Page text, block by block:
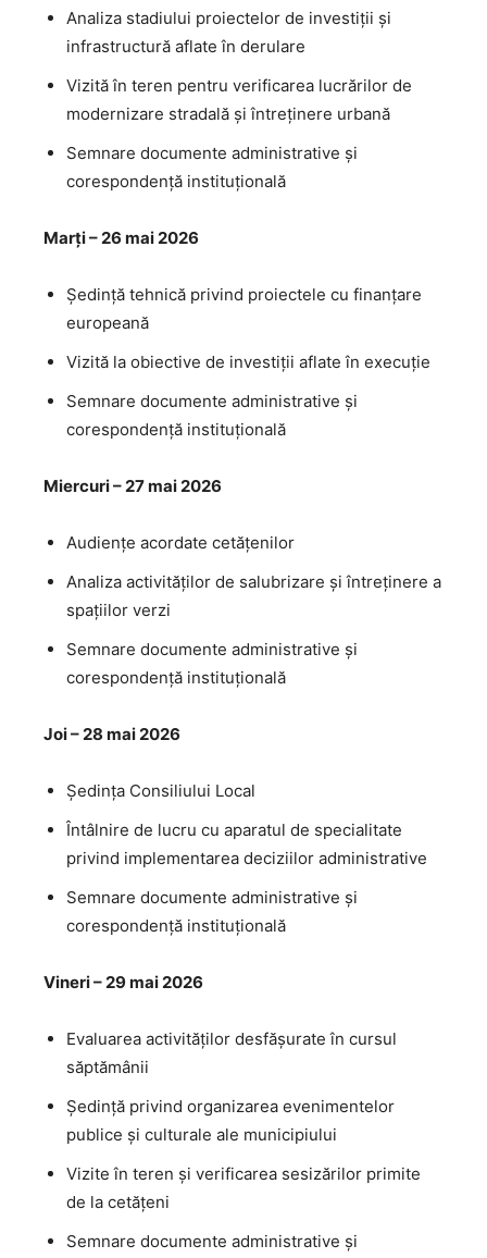
Analiza stadiului proiectelor de investiții și
infrastructură aflate în derulare
Vizită în teren pentru verificarea lucrărilor de
modernizare stradală și întreținere urbană
Semnare documente administrative și
corespondență instituțională
Marți – 26 mai 2026
Ședință tehnică privind proiectele cu finanțare
europeană
Vizită la obiective de investiții aflate în execuție
Semnare documente administrative și
corespondență instituțională
Miercuri – 27 mai 2026
Audiențe acordate cetățenilor
Analiza activităților de salubrizare și întreținere a
spațiilor verzi
Semnare documente administrative și
corespondență instituțională
Joi – 28 mai 2026
Ședința Consiliului Local
Întâlnire de lucru cu aparatul de specialitate
privind implementarea deciziilor administrative
Semnare documente administrative și
corespondență instituțională
Vineri – 29 mai 2026
Evaluarea activităților desfășurate în cursul
săptămânii
Ședință privind organizarea evenimentelor
publice și culturale ale municipiului
Vizite în teren și verificarea sesizărilor primite
de la cetățeni
Semnare documente administrative și